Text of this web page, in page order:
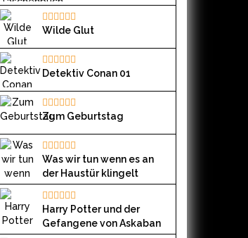
Wilde Glut
Detektiv Conan 01
Zum Geburtstag
Was wir tun wenn es an
der Haustür klingelt
Harry Potter und der
Gefangene von Askaban